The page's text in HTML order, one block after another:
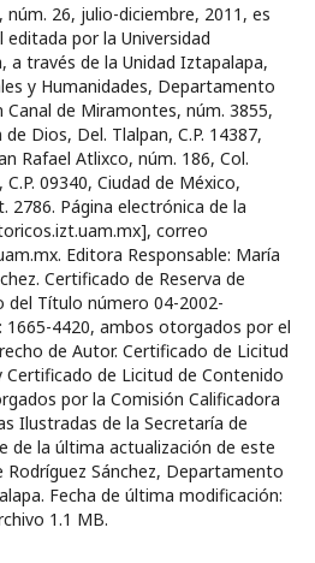
26, julio-diciembre, 2011, es
por la Universidad
través de la Unidad Iztapalapa,
y Humanidades, Departamento
de Miramontes, núm. 3855,
de Dios, Del. Tlalpan, C.P. 14387,
Rafael Atlixco, núm. 186, Col.
09340, Ciudad de México,
2786. Página electrónica de la
correo
Editora Responsable: María
Certificado de Reserva de
del Título número 04-2002-
1665-4420, ambos otorgados por el
de Autor. Certificado de Licitud
de Licitud de Contenido
por la Comisión Calificadora
Ilustradas de la Secretaría de
de la última actualización de este
Rodríguez Sánchez, Departamento
Fecha de última modificación:
1.1 MB.